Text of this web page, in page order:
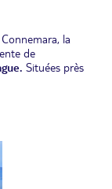
la
de
Situées près
elles sont
tour en minibus
de vue et vous